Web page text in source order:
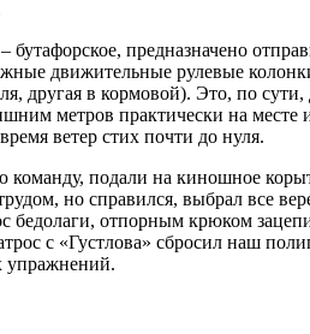
предназначено
движительные рулевые
другая в кормовой). Это, по
метров практически на месте
ветер стих почти до нуля.
подали на киношное
но справился, выбрал все
отпорным крюком
с «Густлова» сбросил наш
упражнений.